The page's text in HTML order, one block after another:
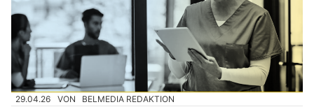
29.04.26 VON BELMEDIA REDAKTION